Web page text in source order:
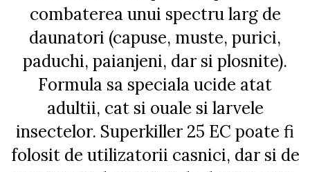
AFECTIUNI OCULARE
AFECTIUNI URINARE
IMUNITATE
LAPTE PRAF
AFECTIUNI OCULARE
AFECTIUNI URINARE
IMUNITATE
LAPTE PRAF
combaterea unui spectru larg de
daunatori (capuse, muste, purici,
paduchi, paianjeni, dar si plosnite).
Formula sa speciala ucide atat
adultii, cat si ouale si larvele
insectelor. Superkiller 25 EC poate fi
folosit de utilizatorii casnici, dar si de